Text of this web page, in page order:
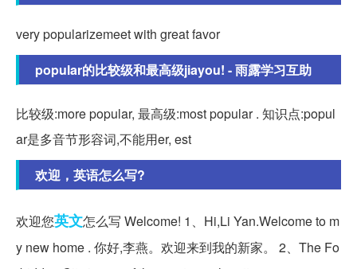
very popularizemeet with great favor
popular的比较级和最高级jiayou! - 雨露学习互助
比较级:more popular, 最高级:most popular . 知识点:popul
ar是多音节形容词,不能用er, est
欢迎，英语怎么写?
欢迎您英文怎么写 Welcome! 1、Hi,Li Yan.Welcome to m
y new home . 你好,李燕。欢迎来到我的新家。 2、The Fo